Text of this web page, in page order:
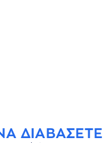
ΔΙΑΒΑΣΕΤΕ